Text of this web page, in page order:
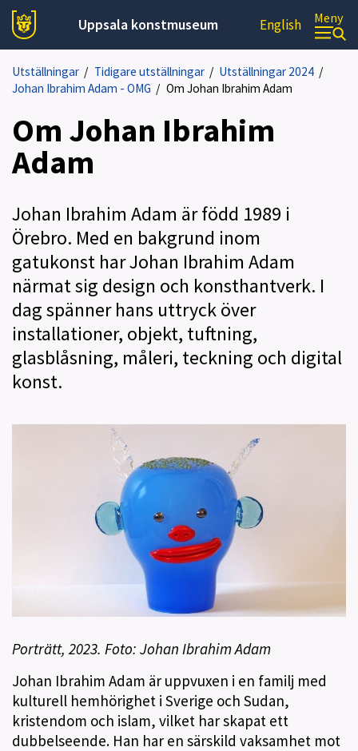
Uppsala konstmuseum English Meny
Utställningar / Tidigare utställningar/ Utställningar 2024 /
Johan Ibrahim Adam - OMG / Om Johan Ibrahim Adam
Om Johan Ibrahim
Adam
Johan Ibrahim Adam är född 1989 i
Örebro. Med en bakgrund inom
gatukonst har Johan Ibrahim Adam
närmat sig design och konsthantverk. I
dag spänner hans uttryck över
installationer, objekt, tuftning,
glasblåsning, måleri, teckning och digital
konst.
Porträtt, 2023. Foto: Johan Ibrahim Adam
Johan Ibrahim Adam är uppvuxen i en familj med
kulturell hemhörighet i Sverige och Sudan,
kristendom och islam, vilket har skapat ett
dubbelseende. Han har en särskild vaksamhet mot